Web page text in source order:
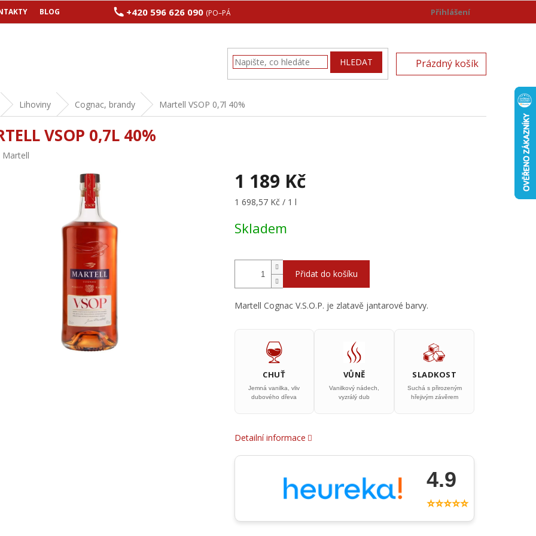
BLOG +420 596 626 090 (PO–PÁ 8:00–17:00) Přihlášení
HLEDAT
NÁKUPNÍ
KOŠÍK
Prázdný košík
Lihoviny Cognac, brandy Martell VSOP 0,7l 40%
VSOP 0,7L 40%
Martell
1 189 Kč
Měrná
1 698,57 Kč / 1 l
Skladem
Přidat do košíku
Martell Cognac V.S.O.P. je zlatavě jantarové barvy.
CHUŤ
Jemná vanilka, vliv
dubového dřeva
VŮNĚ
Vanilkový nádech,
vyzrálý dub
SLADKOST
Suchá s přirozeným
hřejivým závěrem
Detailní informace
4.9
⭐⭐⭐⭐⭐